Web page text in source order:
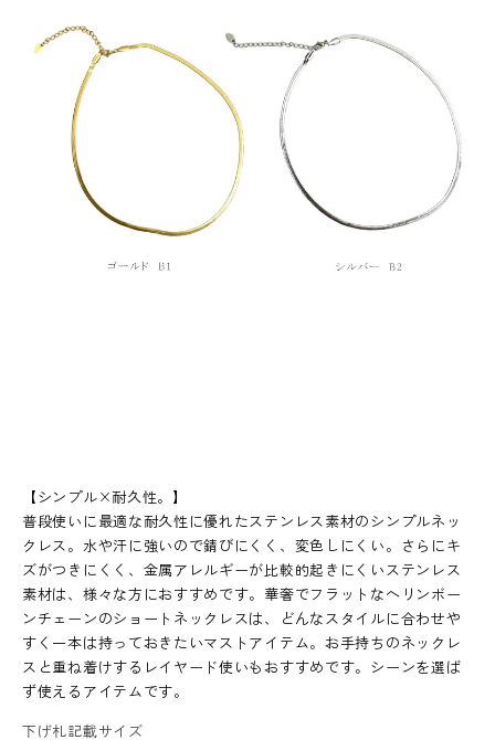
【シンプル×耐久性。】
普段使いに最適な耐久性に優れたステンレス素材のシンプルネッ
クレス。水や汗に強いので錆びにくく、変色しにくい。さらにキ
ズがつきにくく、金属アレルギーが比較的起きにくいステンレス
素材は、様々な方におすすめです。華奢でフラットなヘリンボー
ンチェーンのショートネックレスは、どんなスタイルに合わせや
すく一本は持っておきたいマストアイテム。お手持ちのネックレ
スと重ね着けするレイヤード使いもおすすめです。シーンを選ば
ず使えるアイテムです。
下げ札記載サイズ